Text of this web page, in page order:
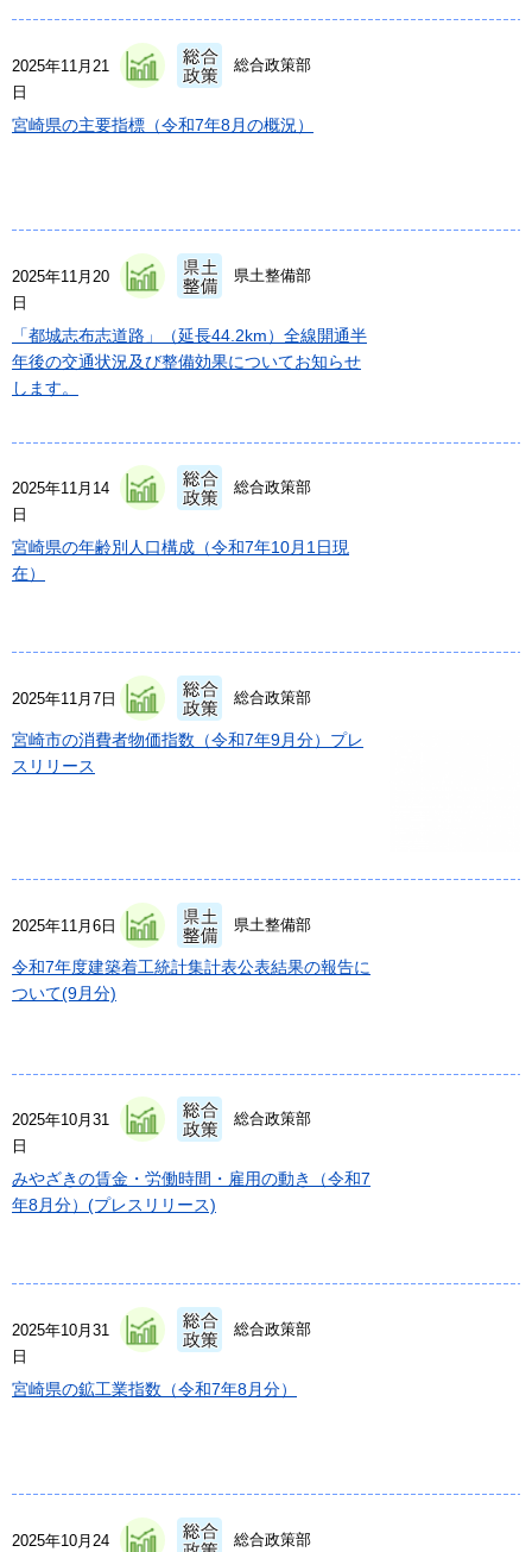
2025年11月21
日
総合政策部
宮崎県の主要指標（令和7年8月の概況）
2025年11月20
日
県土整備部
「都城志布志道路」（延長44.2km）全線開通半
年後の交通状況及び整備効果についてお知らせ
します。
2025年11月14
日
総合政策部
宮崎県の年齢別人口構成（令和7年10月1日現
在）
2025年11月7日 総合政策部
宮崎市の消費者物価指数（令和7年9月分）プレ
スリリース
2025年11月6日 県土整備部
令和7年度建築着工統計集計表公表結果の報告に
ついて(9月分)
2025年10月31
日
総合政策部
みやざきの賃金・労働時間・雇用の動き（令和7
年8月分）(プレスリリース)
2025年10月31
日
総合政策部
宮崎県の鉱工業指数（令和7年8月分）
2025年10月24
総合政策部